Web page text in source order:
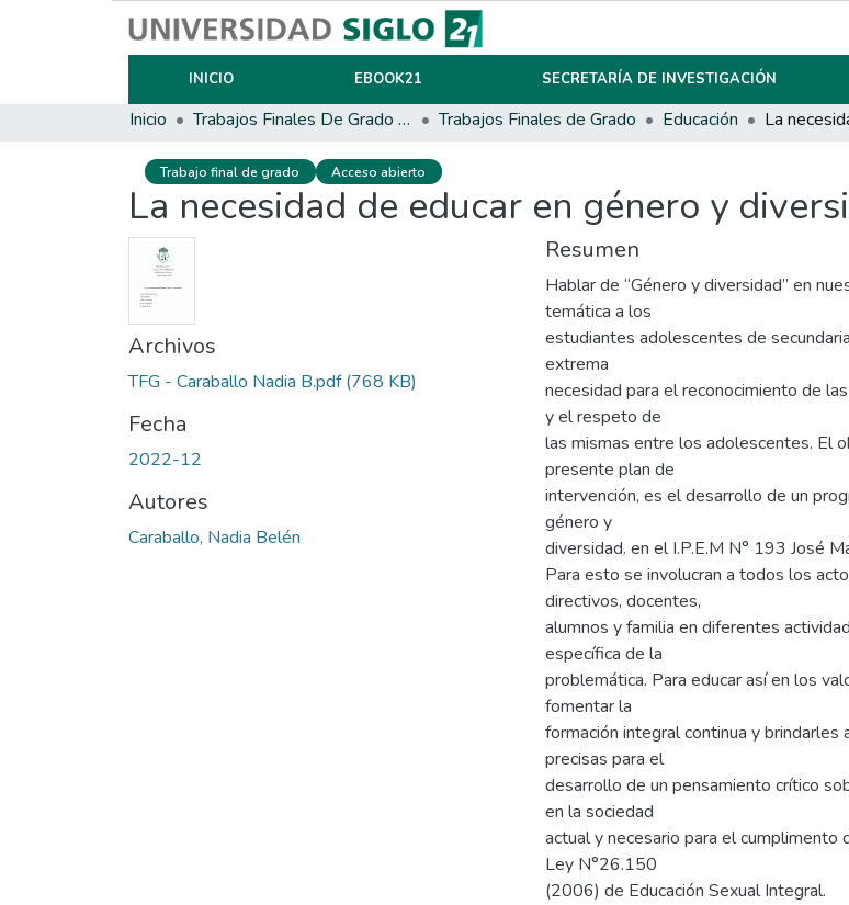
INICIO EBOOK21 SECRETARÍA DE INVESTIGACIÓN
Inicio Trabajos Finales De Grado Y Posgrado Trabajos Finales de Grado Educación
Trabajo final de grado Acceso abierto
La necesidad de educar en género y
Archivos
TFG - Caraballo Nadia B.pdf(768 KB)
Fecha
2022-12
Autores
Caraballo, Nadia Belén
Resumen
Hablar de “Género y diversidad” en
temática a los
estudiantes adolescentes de
extrema
necesidad para el reconocimiento de
y el respeto de
las mismas entre los adolescentes. El
presente plan de
intervención, es el desarrollo de un
género y
diversidad. en el I.P.E.M N° 193 José
Para esto se involucran a todos los
directivos, docentes,
alumnos y familia en diferentes
específica de la
problemática. Para educar así en los
fomentar la
formación integral continua y
precisas para el
desarrollo de un pensamiento crítico
en la sociedad
actual y necesario para el cumplimento
Ley N°26.150
(2006) de Educación Sexual Integral.